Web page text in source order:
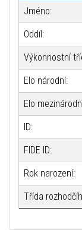
Jméno:
Oddíl:
Výkonnostní
Elo národní:
Elo
ID:
FIDE ID:
Rok narození:
Třída